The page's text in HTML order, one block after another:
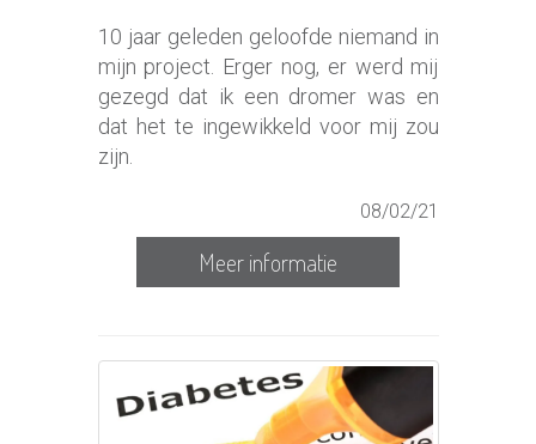
10 jaar geleden geloofde niemand in
mijn project. Erger nog, er werd mij
gezegd dat ik een dromer was en
dat het te ingewikkeld voor mij zou
zijn.
08/02/21
Meer informatie